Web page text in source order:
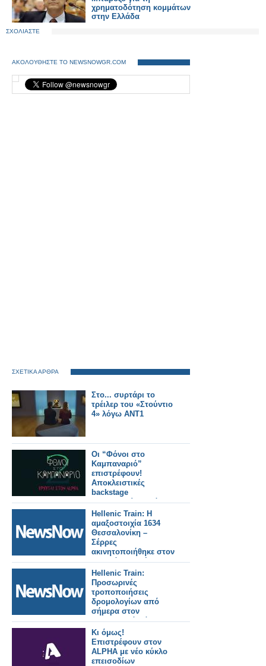
χρηματοδότηση κομμάτων
στην Ελλάδα
ΣΧΟΛΙΑΣΤΕ
ΑΚΟΛΟΥΘΗΣΤΕ ΤΟ NEWSNOWGR.COM
ΣΧΕΤΙΚΑ ΑΡΘΡΑ
Στο... συρτάρι το
τρέιλερ του «Στούντιο
4» λόγω ΑΝΤ1
Οι “Φόνοι στο
Καμπαναριό”
επιστρέφουν!
Αποκλειστικές
backstage
φωτογραφίες από τα
γυρίσματα!
Hellenic Train: Η
αμαξοστοιχία 1634
Θεσσαλονίκη –
Σέρρες
ακινητοποιήθηκε στον
Σταθμό Μουριές,
λόγω τεχνικής
βλάβης.
Hellenic Train:
Προσωρινές
τροποποιήσεις
δρομολογίων από
σήμερα στον
Προαστιακό Πάτρας
λόγω εργασιών
υποδομής.
Κι όμως!
Επιστρέφουν στον
ALPHA με νέο κύκλο
επεισοδίων